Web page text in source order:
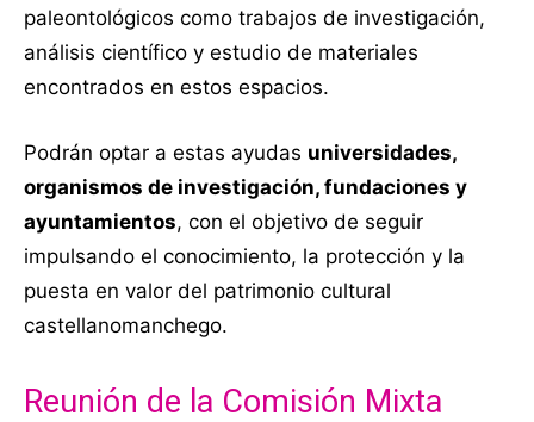
paleontológicos como trabajos de investigación,
análisis científico y estudio de materiales
encontrados en estos espacios.
Podrán optar a estas ayudas universidades,
organismos de investigación, fundaciones y
ayuntamientos, con el objetivo de seguir
impulsando el conocimiento, la protección y la
puesta en valor del patrimonio cultural
castellanomanchego.
Reunión de la Comisión Mixta